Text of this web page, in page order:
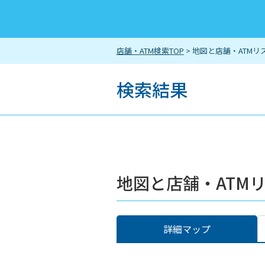
店舗・ATM検索TOP > 地図と店舗・ATMリ
検索結果
地図と店舗・ATM
詳細マップ